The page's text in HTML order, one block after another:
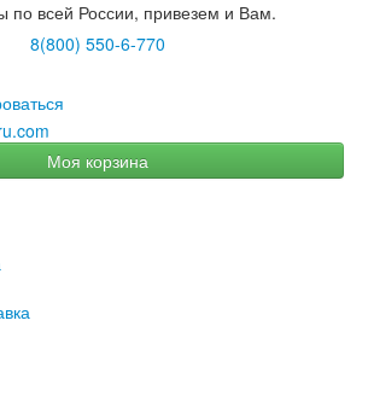
по всей России, привезем и Вам.
8(800) 550-6-770
Моя корзина